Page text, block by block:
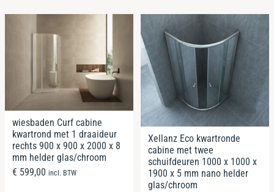
wiesbaden Curf cabine
kwartrond met 1 draaideur
rechts 900 x 900 x 2000 x 8
mm helder glas/chroom
€ 599,00 incl. BTW
Xellanz Eco kwartronde
cabine met twee
schuifdeuren 1000 x 1000 x
1900 x 5 mm nano helder
glas/chroom